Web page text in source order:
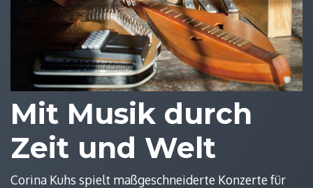
Mit Musik durch
Zeit und Welt
Corina Kuhs spielt maßgeschneiderte Konzerte für